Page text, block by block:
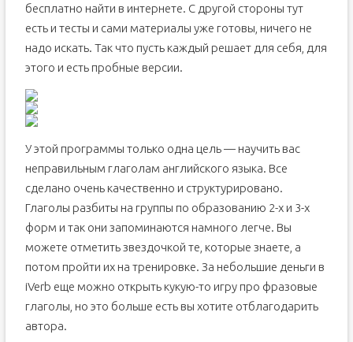
бесплатно найти в интернете. С другой стороны тут
есть и тесты и сами материалы уже готовы, ничего не
надо искать. Так что пусть каждый решает для себя, для
этого и есть пробные версии.
У этой программы только одна цель — научить вас
неправильным глаголам английского языка. Все
сделано очень качественно и структурировано.
Глаголы разбиты на группы по образованию 2-х и 3-х
форм и так они запоминаются намного легче. Вы
можете отметить звездочкой те, которые знаете, а
потом пройти их на тренировке. За небольшие деньги в
iVerb еще можно открыть кукую-то игру про фразовые
глаголы, но это больше есть вы хотите отблагодарить
автора.